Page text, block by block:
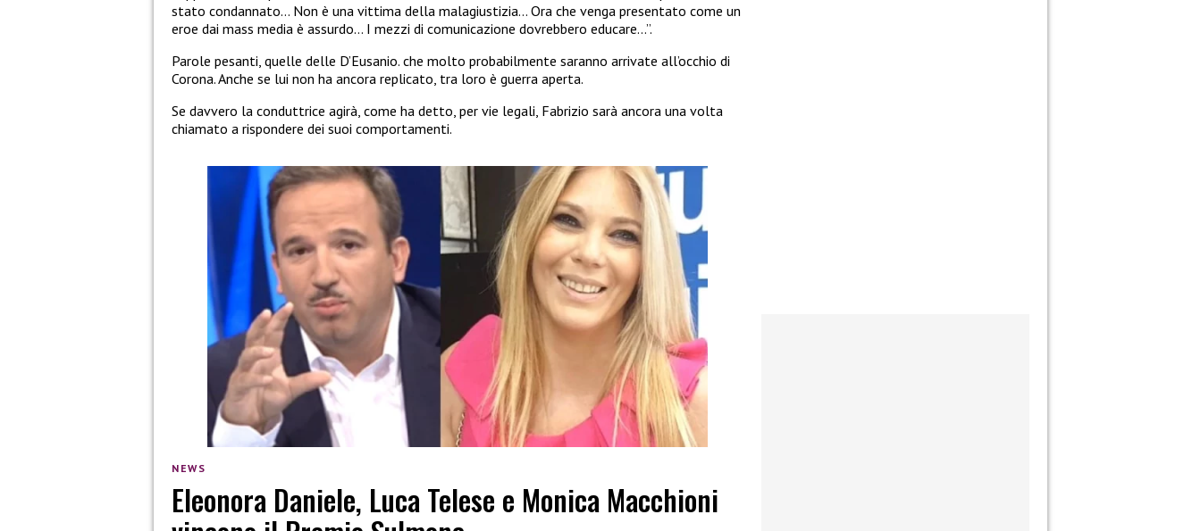
stato condannato… Non è una vittima della malagiustizia… Ora che venga presentato come un
eroe dai mass media è assurdo… I mezzi di comunicazione dovrebbero educare…”.
Parole pesanti, quelle delle D’Eusanio. che molto probabilmente saranno arrivate all’occhio di
Corona. Anche se lui non ha ancora replicato, tra loro è guerra aperta.
Se davvero la conduttrice agirà, come ha detto, per vie legali, Fabrizio sarà ancora una volta
chiamato a rispondere dei suoi comportamenti.
NEWS
Eleonora Daniele, Luca Telese e Monica Macchioni